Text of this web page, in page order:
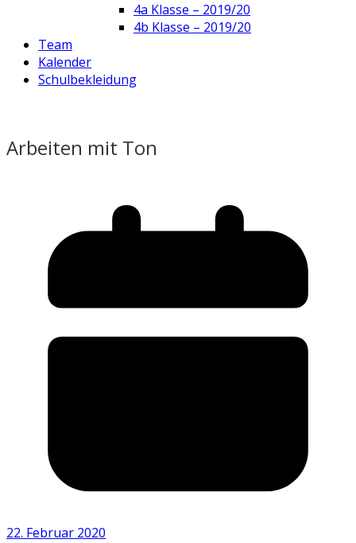
4a Klasse – 2019/20
4b Klasse – 2019/20
Team
Kalender
Schulbekleidung
Arbeiten mit Ton
22. Februar 2020